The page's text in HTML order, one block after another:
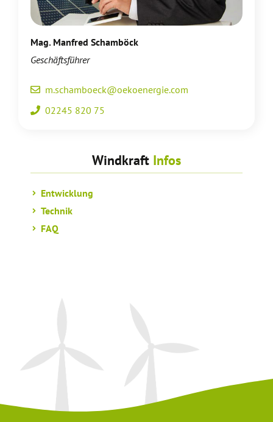
Mag. Manfred Schamböck
Geschäftsführer
m.schamboeck@oekoenergie.com
02245 820 75
Windkraft Infos
Entwicklung
Technik
FAQ